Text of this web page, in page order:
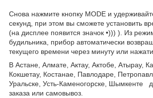
Снова нажмите кнопку MODE и
секунд, при этом вы сможете установить
(на дисплее появится значок •))) ). Из
будильника, прибор автоматически
текущего времени через минуту или
В Астане, Алмате, Актау, Актобе, Атырау,
Кокшетау, Костанае, Павлодаре,
Уральске, Усть-Каменогорске, Шымкенте
заказа или самовывоз.